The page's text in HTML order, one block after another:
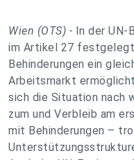
Wien (OTS) - In der UN-
im Artikel 27
Behinderungen ein
Arbeitsmarkt
sich die Situation nach
zum und Verbleib am
mit Behinderungen –